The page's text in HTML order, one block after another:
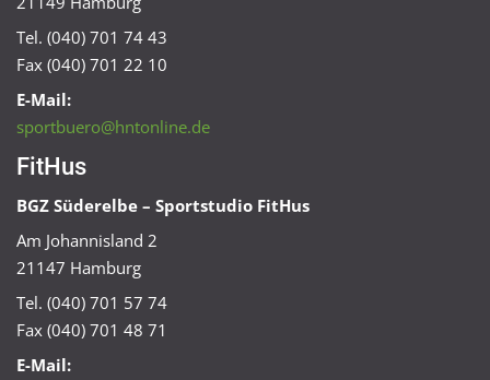
Tel. (040) 701 74 43
Fax (040) 701 22 10
E-Mail:
sportbuero@hntonline.de
FitHus
BGZ Süderelbe – Sportstudio FitHus
Am Johannisland 2
21147 Hamburg
Tel. (040) 701 57 74
Fax (040) 701 48 71
E-Mail: